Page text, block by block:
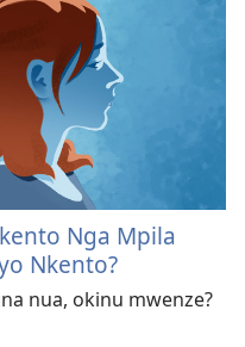
Nga Mpila
Nkento?
nua, okinu mwenze?